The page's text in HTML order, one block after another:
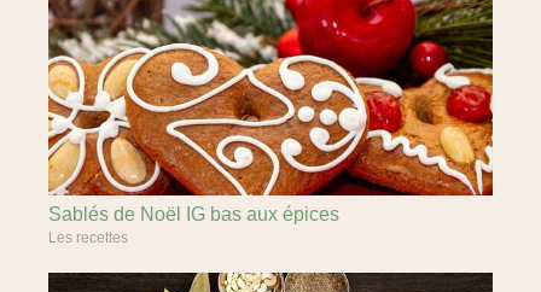
Sablés de Noël IG bas aux épices
Les recettes